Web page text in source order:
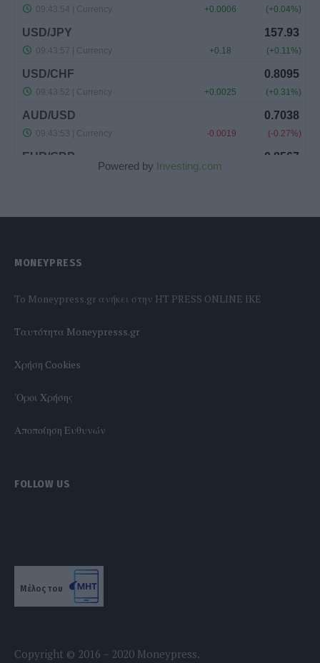
Powered by Investing.com
MONEYPRESS
To Moneypress.gr ανήκει στην HT PRESS ONLINE IKE
Tαυτότητα Moneypresss.gr
Χρήση Cookies
'Οροι Χρήσης
Αποποίηση Ευθυνών
FOLLOW US
Μέλος του
Copyright © 2016 – 2020 Moneypress.